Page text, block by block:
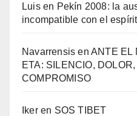
Luisen Pekí­n 2008: la
incompatible con el
Navarrensis enANTE EL
ETA: SILENCIO,
COMPROMISO
Ikeren SOS TIBET